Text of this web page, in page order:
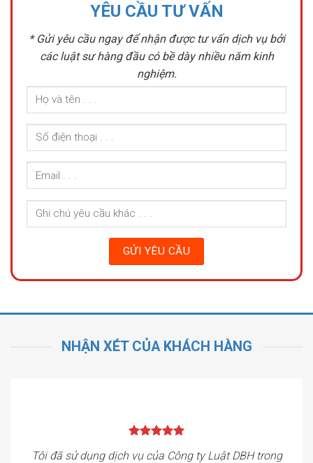
YÊU CẦU TƯ VẤN
* Gửi yêu cầu ngay để nhận được tư vấn dịch vụ bởi
các luật sư hàng đầu có bề dày nhiều năm kinh
nghiệm.
NHẬN XÉT CỦA KHÁCH HÀNG
Tôi đã sử dụng dịch vụ của Công ty Luật DBH trong